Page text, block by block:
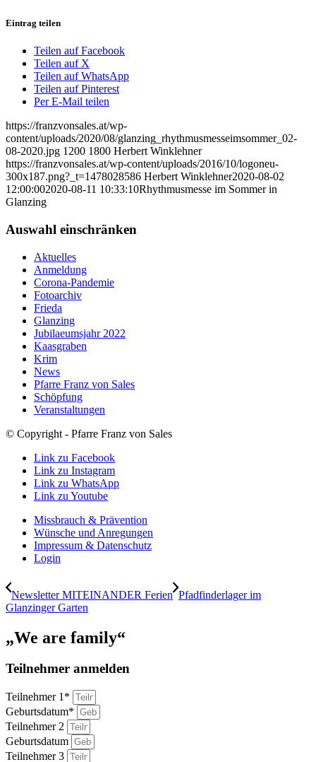
Eintrag teilen
Teilen auf Facebook
Teilen auf X
Teilen auf WhatsApp
Teilen auf Pinterest
Per E-Mail teilen
https://franzvonsales.at/wp-
content/uploads/2020/08/glanzing_rhythmusmesseimsommer_02-
08-2020.jpg 1200 1800 Herbert Winklehner
https://franzvonsales.at/wp-content/uploads/2016/10/logoneu-
300x187.png?_t=1478028586 Herbert Winklehner2020-08-02
12:00:002020-08-11 10:33:10Rhythmusmesse im Sommer in
Glanzing
Auswahl einschränken
Aktuelles
Anmeldung
Corona-Pandemie
Fotoarchiv
Frieda
Glanzing
Jubilaeumsjahr 2022
Kaasgraben
Krim
News
Pfarre Franz von Sales
Schöpfung
Veranstaltungen
© Copyright - Pfarre Franz von Sales
Link zu Facebook
Link zu Instagram
Link zu WhatsApp
Link zu Youtube
Missbrauch & Prävention
Wünsche und Anregungen
Impressum & Datenschutz
Login
Newsletter MITEINANDER Ferien Pfadfinderlager im
Glanzinger Garten
„We are family“
Teilnehmer anmelden
Teilnehmer 1*
Geburtsdatum*
Teilnehmer 2
Geburtsdatum
Teilnehmer 3